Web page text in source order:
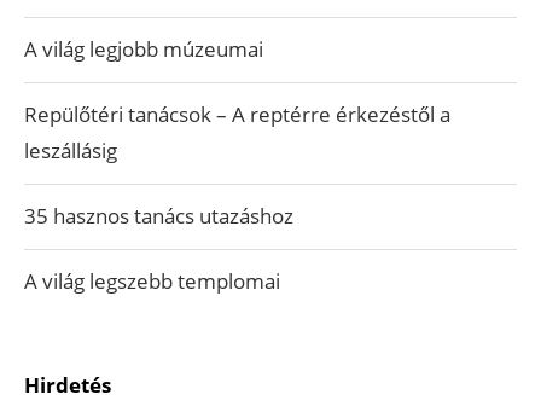
A világ legjobb múzeumai
Repülőtéri tanácsok – A reptérre érkezéstől a
leszállásig
35 hasznos tanács utazáshoz
A világ legszebb templomai
Hirdetés